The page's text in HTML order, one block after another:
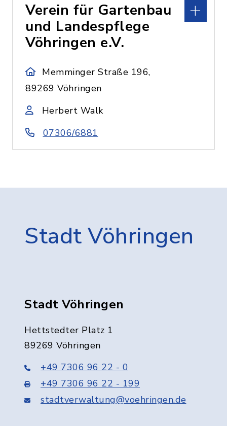
Verein für Gartenbau
und Landespflege
Vöhringen e.V.
Memminger Straße 196,
89269 Vöhringen
Herbert Walk
07306/6881
Stadt Vöhringen
Stadt Vöhringen
Hettstedter Platz 1
89269 Vöhringen
+49 7306 96 22 - 0
+49 7306 96 22 - 199
stadtverwaltung@voehringen.de